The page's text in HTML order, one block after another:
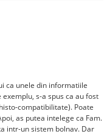
ca unele din informatiile
s-a spus ca au fost
compatibilitate). Poate
as putea intelege ca Fam.
intr-un sistem bolnav. Dar